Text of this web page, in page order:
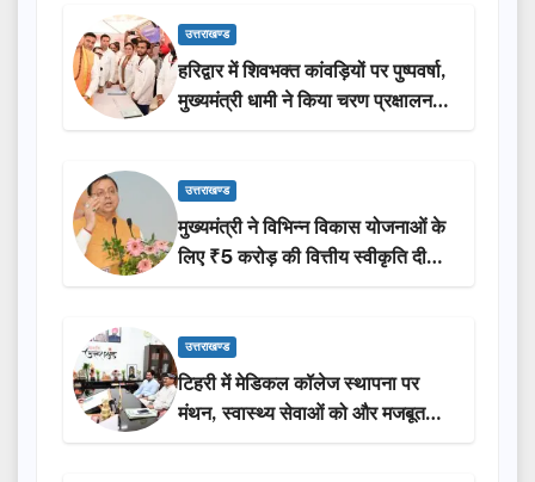
उत्तराखण्ड
हरिद्वार में शिवभक्त कांवड़ियों पर पुष्पवर्षा,
मुख्यमंत्री धामी ने किया चरण प्रक्षालन…
उत्तराखण्ड
मुख्यमंत्री ने विभिन्न विकास योजनाओं के
लिए ₹5 करोड़ की वित्तीय स्वीकृति दी…
उत्तराखण्ड
टिहरी में मेडिकल कॉलेज स्थापना पर
मंथन, स्वास्थ्य सेवाओं को और मजबूत
करेगी सरकार: मुख्यमंत्री धामी…